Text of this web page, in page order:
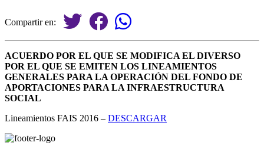
Compartir en:
ACUERDO POR EL QUE SE MODIFICA EL DIVERSO
POR EL QUE SE EMITEN LOS LINEAMIENTOS
GENERALES PARA LA OPERACIÓN DEL FONDO DE
APORTACIONES PARA LA INFRAESTRUCTURA
SOCIAL
Lineamientos FAIS 2016 – DESCARGAR